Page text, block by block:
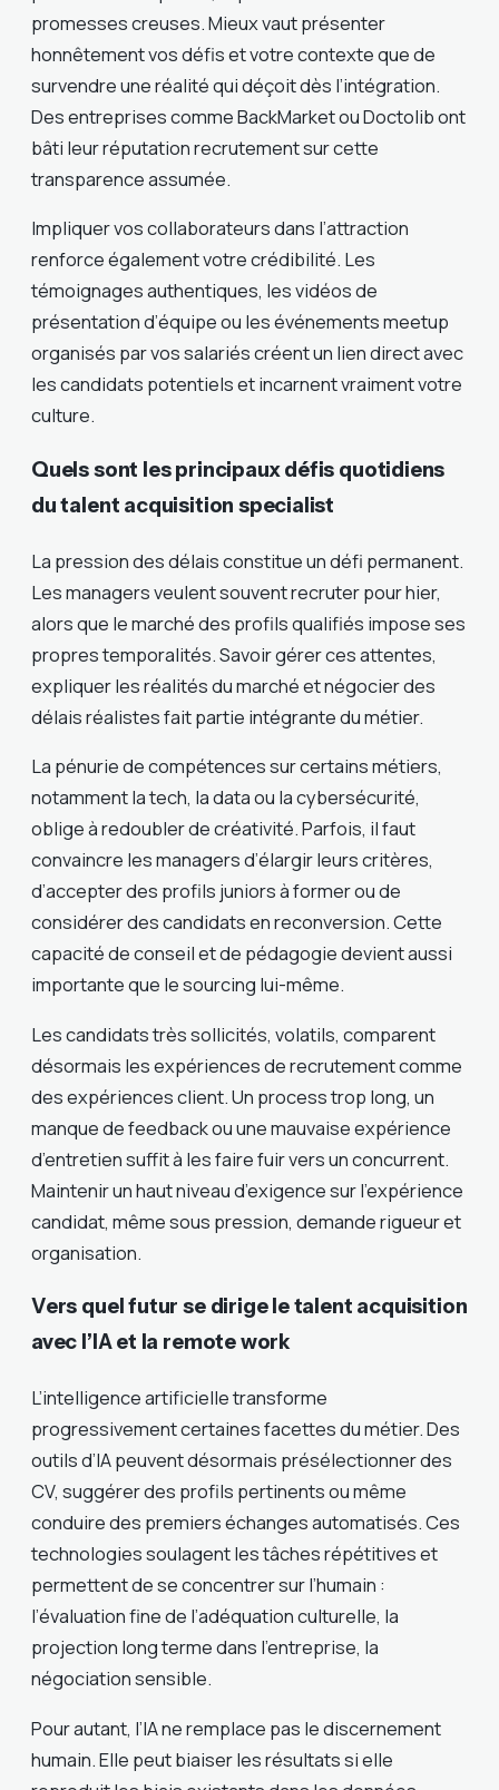
promesses creuses. Mieux vaut présenter
honnêtement vos défis et votre contexte que de
survendre une réalité qui déçoit dès l’intégration.
Des entreprises comme BackMarket ou Doctolib ont
bâti leur réputation recrutement sur cette
transparence assumée.
Impliquer vos collaborateurs dans l’attraction
renforce également votre crédibilité. Les
témoignages authentiques, les vidéos de
présentation d’équipe ou les événements meetup
organisés par vos salariés créent un lien direct avec
les candidats potentiels et incarnent vraiment votre
culture.
Quels sont les principaux défis quotidiens
du talent acquisition specialist
La pression des délais constitue un défi permanent.
Les managers veulent souvent recruter pour hier,
alors que le marché des profils qualifiés impose ses
propres temporalités. Savoir gérer ces attentes,
expliquer les réalités du marché et négocier des
délais réalistes fait partie intégrante du métier.
La pénurie de compétences sur certains métiers,
notamment la tech, la data ou la cybersécurité,
oblige à redoubler de créativité. Parfois, il faut
convaincre les managers d’élargir leurs critères,
d’accepter des profils juniors à former ou de
considérer des candidats en reconversion. Cette
capacité de conseil et de pédagogie devient aussi
importante que le sourcing lui-même.
Les candidats très sollicités, volatils, comparent
désormais les expériences de recrutement comme
des expériences client. Un process trop long, un
manque de feedback ou une mauvaise expérience
d’entretien suffit à les faire fuir vers un concurrent.
Maintenir un haut niveau d’exigence sur l’expérience
candidat, même sous pression, demande rigueur et
organisation.
Vers quel futur se dirige le talent acquisition
avec l’IA et la remote work
L’intelligence artificielle transforme
progressivement certaines facettes du métier. Des
outils d’IA peuvent désormais présélectionner des
CV, suggérer des profils pertinents ou même
conduire des premiers échanges automatisés. Ces
technologies soulagent les tâches répétitives et
permettent de se concentrer sur l’humain :
l’évaluation fine de l’adéquation culturelle, la
projection long terme dans l’entreprise, la
négociation sensible.
Pour autant, l’IA ne remplace pas le discernement
humain. Elle peut biaiser les résultats si elle